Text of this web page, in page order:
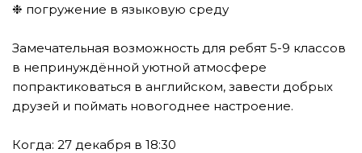
❉ погружение в языковую среду
Замечательная возможность для ребят 5-9 классов
в непринуждённой уютной атмосфере
попрактиковаться в английском, завести добрых
друзей и поймать новогоднее настроение.
Когда: 27 декабря в 18:30